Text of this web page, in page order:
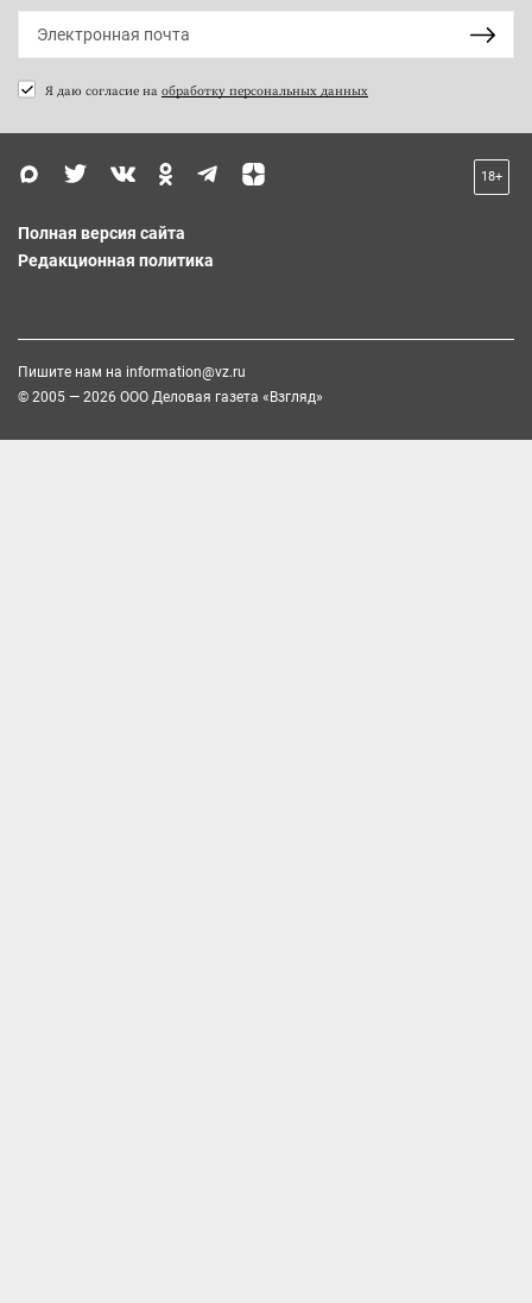
Я даю согласие на обработку персональных данных
18+
Полная версия сайта
Редакционная политика
Пишите нам на information@vz.ru
© 2005 — 2026 ООО Деловая газета «Взгляд»